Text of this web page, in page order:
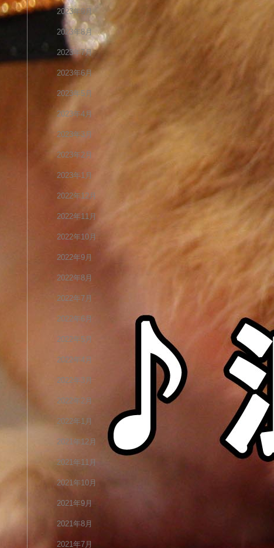
2023年9月
2023年8月
2023年7月
2023年6月
2023年5月
2023年4月
2023年3月
2023年2月
2023年1月
2022年12月
2022年11月
2022年10月
2022年9月
2022年8月
2022年7月
2022年6月
2022年5月
2022年4月
2022年3月
2022年2月
2022年1月
2021年12月
2021年11月
2021年10月
2021年9月
2021年8月
2021年7月